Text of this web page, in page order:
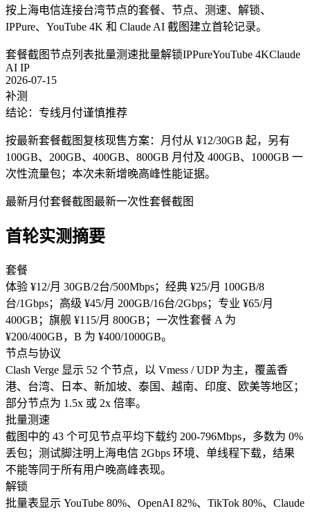
按上海电信连接台湾节点的套餐、节点、测速、解锁、
IPPure、YouTube 4K 和 Claude AI 截图建立首轮记录。
套餐截图节点列表批量测速批量解锁IPPureYouTube 4KClaude
AI IP
2026-07-15
补测
结论：专线月付谨慎推荐
按最新套餐截图复核现售方案：月付从 ¥12/30GB 起，另有
100GB、200GB、400GB、800GB 月付及 400GB、1000GB 一
次性流量包；本次未新增晚高峰性能证据。
最新月付套餐截图最新一次性套餐截图
首轮实测摘要
套餐
体验 ¥12/月 30GB/2台/500Mbps；经典 ¥25/月 100GB/8
台/1Gbps；高级 ¥45/月 200GB/16台/2Gbps；专业 ¥65/月
400GB；旗舰 ¥115/月 800GB；一次性套餐 A 为
¥200/400GB，B 为 ¥400/1000GB。
节点与协议
Clash Verge 显示 52 个节点，以 Vmess / UDP 为主，覆盖香
港、台湾、日本、新加坡、泰国、越南、印度、欧美等地区；
部分节点为 1.5x 或 2x 倍率。
批量测速
截图中的 43 个可见节点平均下载约 200-796Mbps，多数为 0%
丢包；测试脚注明上海电信 2Gbps 环境、单线程下载，结果
不能等同于所有用户晚高峰表现。
解锁
批量表显示 YouTube 80%、OpenAI 82%、TikTok 80%、Claude